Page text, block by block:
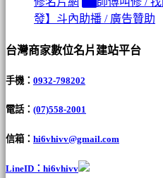
發】斗內助播 / 廣告贊助
台灣商家數位名片建站平台
手機： 0932-798202
電話： (07)558-2001
信箱： hi6vhivv@gmail.com
LineID：hi6vhivv